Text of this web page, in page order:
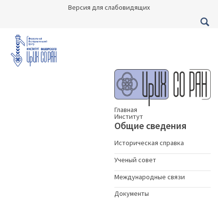
Версия для слабовидящих
Главная
Институт
Общие сведения
Историческая справка
Ученый совет
Международные связи
Документы